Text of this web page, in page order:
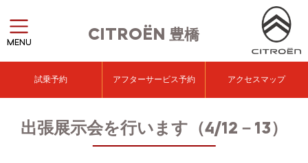
CITROËN 豊橋
MENU
試乗予約 アフターサービス予約 アクセスマップ
出張展示会を行います（4/12－13）